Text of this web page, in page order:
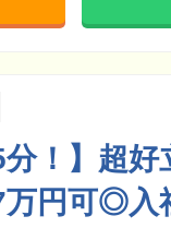
分！】超
万円可◎入